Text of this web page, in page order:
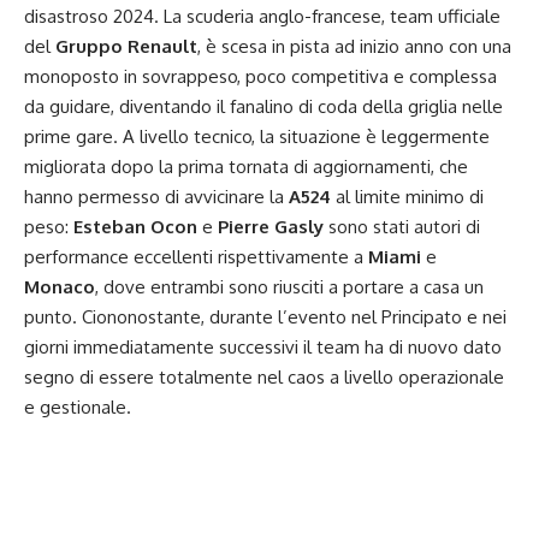
disastroso 2024. La scuderia anglo-francese, team ufficiale
del Gruppo Renault, è scesa in pista ad inizio anno con una
monoposto in sovrappeso, poco competitiva e complessa
da guidare, diventando il fanalino di coda della griglia nelle
prime gare. A livello tecnico, la situazione è leggermente
migliorata dopo la prima tornata di aggiornamenti, che
hanno permesso di avvicinare la A524 al limite minimo di
peso: Esteban Ocon e Pierre Gasly sono stati autori di
performance eccellenti rispettivamente a Miami e
Monaco, dove entrambi sono riusciti a portare a casa un
punto. Ciononostante, durante l’evento nel Principato e nei
giorni immediatamente successivi il team ha di nuovo dato
segno di essere totalmente nel caos a livello operazionale
e gestionale.